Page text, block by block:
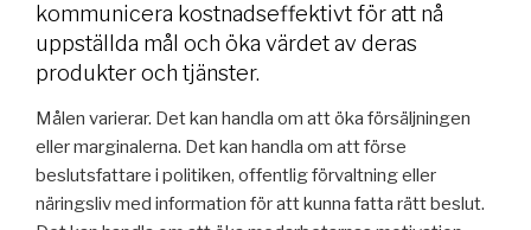
kommunicera kostnadseffektivt för att nå
uppställda mål och öka värdet av deras
produkter och tjänster.
Målen varierar. Det kan handla om att öka försäljningen
eller marginalerna. Det kan handla om att förse
beslutsfattare i politiken, offentlig förvaltning eller
näringsliv med information för att kunna fatta rätt beslut.